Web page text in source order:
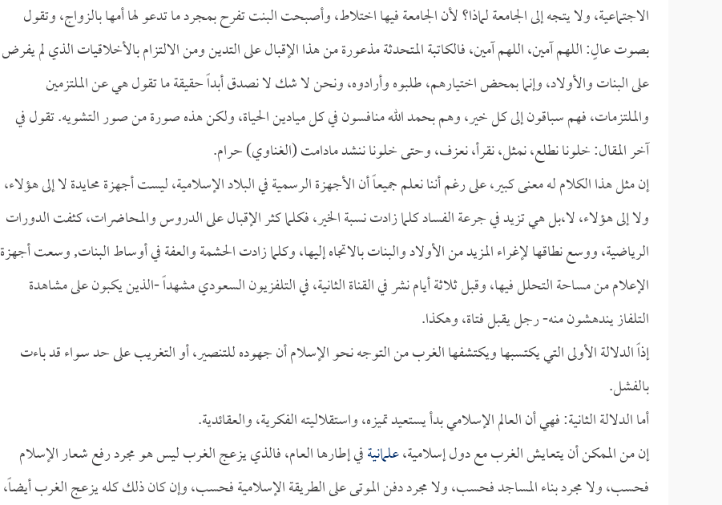
الاجتماعية، ولا يتجه إلى الجامعة لماذا؟ لأن الجامعة فيها اختلاط، وأصبحت البنت تفرح بمجرد ما تدعو لها أمها بالزواج، وتقول
بصوت عالٍ: اللهم آمين، اللهم آمين، فالكاتبة المتحدثة مذعورة من هذا الإقبال على التدين ومن الالتزام بالأخلاقيات الذي لم يفرض
على البنات والأولاد، وإنما بمحض اختيارهم، طلبوه وأرادوه، ونحن لا شك لا نصدق أبداً حقيقة ما تقول هي عن الملتزمين
والملتزمات، فهم سباقون إلى كل خير، وهم بحمد الله منافسون في كل ميادين الحياة، ولكن هذه صورة من صور التشويه. تقول في
آخر المقال: خلونا نطلع، نمثل، نقرأ، نعزف، وحتى خلونا ننشد مادامت (الغناوي) حرام.
إن مثل هذا الكلام له معنى كبير، على رغم أننا نعلم جميعاً أن الأجهزة الرسمية في البلاد الإسلامية، ليست أجهزة محايدة لا إلى هؤلاء،
ولا إلى هؤلاء، لا،بل هي تزيد في جرعة الفساد كلما زادت نسبة الخير، فكلما كثر الإقبال على الدروس والمحاضرات، كثفت الدورات
الرياضية، ووسع نطاقها لإغراء المزيد من الأولاد والبنات بالاتجاه إليها، وكلما زادت الحشمة والعفة في أوساط البنات, وسعت أجهزة
الإعلام من مساحة التحلل فيها، وقبل ثلاثة أيام نشر في القناة الثانية، في التلفزيون السعودي مشهداً -الذين يكبون على مشاهدة
التلفاز يندهشون منه- رجل يقبل فتاة، وهكذا.
إذاً الدلالة الأولى التي يكتسبها ويكتشفها الغرب من التوجه نحو الإسلام أن جهوده للتنصير، أو التغريب على حد سواء قد باءت
بالفشل.
أما الدلالة الثانية: فهي أن العالم الإسلامي بدأ يستعيد تميزه، واستقلاليته الفكرية، والعقائدية.
إن من الممكن أن يتعايش الغرب مع دول إسلامية،علمانيةفي إطارها العام، فالذي يزعج الغرب ليس هو مجرد رفع شعار الإسلام
فحسب، ولا مجرد بناء المساجد فحسب، ولا مجرد دفن الموتى على الطريقة الإسلامية فحسب، وإن كان ذلك كله يزعج الغرب أيضاً،